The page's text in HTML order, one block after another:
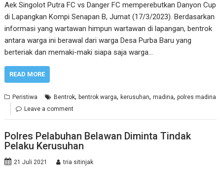
Aek Singolot Putra FC vs Danger FC memperebutkan Danyon Cup
di Lapangkan Kompi Senapan B, Jumat (17/3/2023). Berdasarkan
informasi yang wartawan himpun wartawan di lapangan, bentrok
antara warga ini berawal dari warga Desa Purba Baru yang
berteriak dan memaki-maki siapa saja warga…
READ MORE
Peristiwa Bentrok,bentrok warga,kerusuhan,madina,polres madina
Leave a comment
Polres Pelabuhan Belawan Diminta Tindak
Pelaku Kerusuhan
21 Juli 2021 tria sitinjak